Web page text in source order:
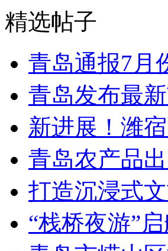
精选帖子
青岛通报7月
青岛发布最
新进展！潍
青岛农产品
打造沉浸式
“栈桥夜游”